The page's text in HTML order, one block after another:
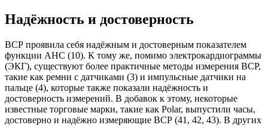
Надёжность и достоверность
ВСР проявила себя надёжным и достоверным показателем
функции АНС (10). К тому же, помимо электрокардиограммы
(ЭКГ), существуют более практичные методы измерения ВСР,
такие как ремни с датчиками (3) и импульсные датчики на
пальце (4), которые также показали надёжность и
достоверность измерений. В добавок к этому, некоторые
известные торговые марки, такие как Polar, выпустили часы,
достоверно и надёжно измеряющие ВСР (41, 42, 43). В других